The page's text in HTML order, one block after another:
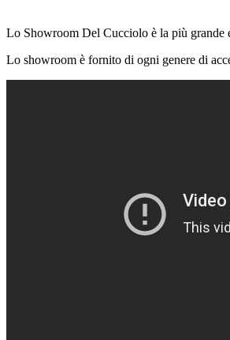
Lo Showroom Del Cucciolo è la più
Lo showroom è fornito di ogni genere di